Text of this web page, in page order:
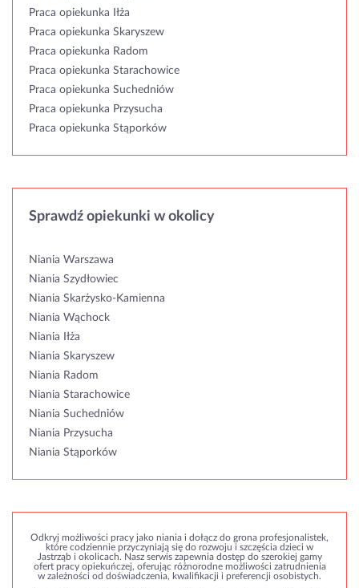
Praca opiekunka Iłża
Praca opiekunka Skaryszew
Praca opiekunka Radom
Praca opiekunka Starachowice
Praca opiekunka Suchedniów
Praca opiekunka Przysucha
Praca opiekunka Stąporków
Sprawdź opiekunki w okolicy
Niania Warszawa
Niania Szydłowiec
Niania Skarżysko-Kamienna
Niania Wąchock
Niania Iłża
Niania Skaryszew
Niania Radom
Niania Starachowice
Niania Suchedniów
Niania Przysucha
Niania Stąporków
Odkryj możliwości pracy jako niania i dołącz do grona profesjonalistek,
które codziennie przyczyniają się do rozwoju i szczęścia dzieci w
Jastrząb i okolicach. Nasz serwis zapewnia dostęp do szerokiej gamy
ofert pracy opiekuńczej, oferując różnorodne możliwości zatrudnienia
w zależności od doświadczenia, kwalifikacji i preferencji osobistych.